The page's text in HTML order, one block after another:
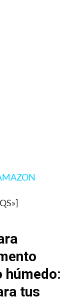
húmedo:
tus